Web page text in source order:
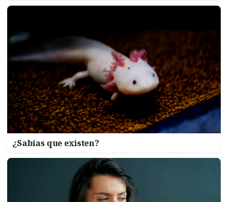
¿Sabías que existen?